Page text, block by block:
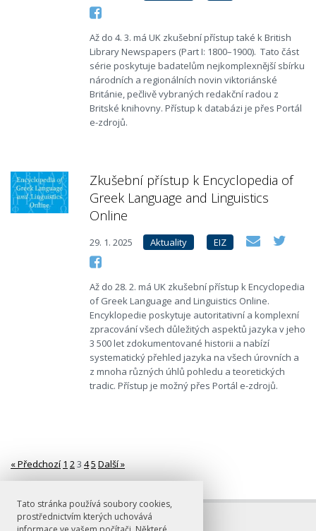
Tato stránka používá soubory cookies,
prostřednictvím kterých uchovává
Až do 4. 3. má UK zkušební přístup také k British
Library Newspapers (Part I: 1800–1900). Tato část
série poskytuje badatelům nejkomplexnější sbírku
národních a regionálních novin viktoriánské
Británie, pečlivě vybraných redakční radou z
Britské knihovny. Přístup k databázi je přes Portál
e-zdrojů.
Zkušební přístup k Encyclopedia of
Greek Language and Linguistics
Online
29. 1. 2025 Aktuality EIZ
Až do 28. 2. má UK zkušební přístup k Encyclopedia
of Greek Language and Linguistics Online.
Encyklopedie poskytuje autoritativní a komplexní
zpracování všech důležitých aspektů jazyka v jeho
3 500 let zdokumentované historii a nabízí
systematický přehled jazyka na všech úrovních a
z mnoha různých úhlů pohledu a teoretických
tradic. Přístup je možný přes Portál e-zdrojů.
Stránkování
« Předchozí 1 23 45 Další »